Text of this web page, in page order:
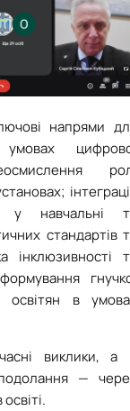
напрями
у навчальні
стандартів
інклюзивності
освітян в
виклики, а
—